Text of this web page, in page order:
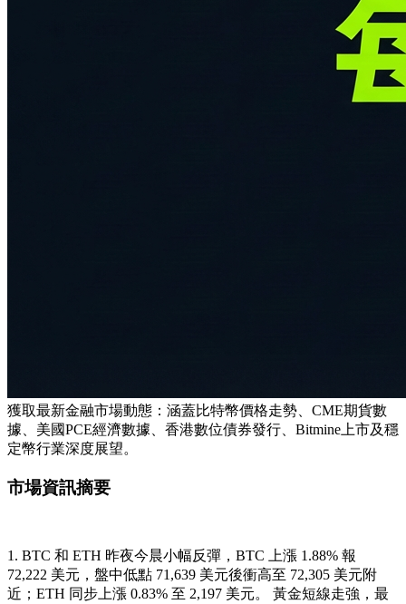
獲取最新金融市場動態：涵蓋比特幣價格走勢、CME期貨數
據、美國PCE經濟數據、香港數位債券發行、Bitmine上市及穩
定幣行業深度展望。
市場資訊摘要
1. BTC 和 ETH 昨夜今晨小幅反彈，BTC 上漲 ​​1.88% 報
72,222 美元，盤中低點 71,639 美元後衝高至 72,305 美元附
近；ETH 同步上漲 0.83% 至 2,197 美元。 黃金短線走強，最